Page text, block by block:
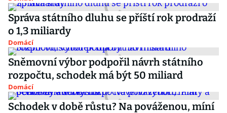
Správa státního dluhu se příští rok prodraží
o 1,3 miliardy
Domácí
Sněmovní výbor podpořil návrh státního
rozpočtu, schodek má být 50 miliard
Domácí
Schodek v době růstu? Na pováženou, míní